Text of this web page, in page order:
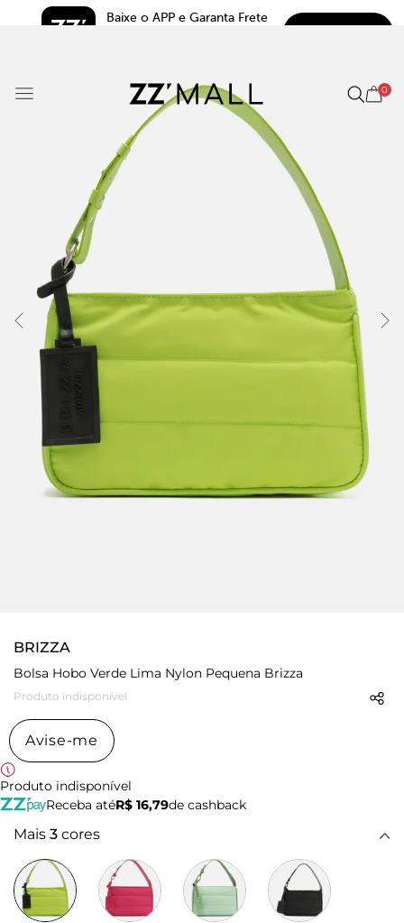
Baixe o APP e Garanta Frete
0
BRIZZA
Bolsa Hobo Verde Lima Nylon Pequena Brizza
Produto indisponível
Avise-me
Produto indisponível
Receba atéR$ 16,79de cashback
Mais 3 cores